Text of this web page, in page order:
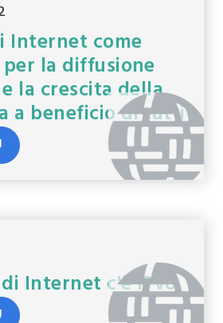
Internet come
la diffusione
la crescita della
a beneficio di tutti
Internet c'è IPv6